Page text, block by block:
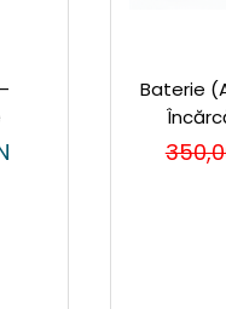
Baterie